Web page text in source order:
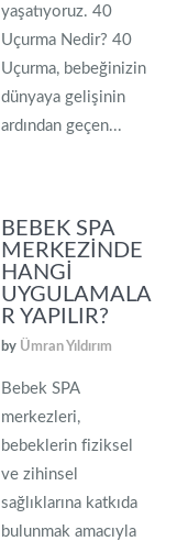
yaşatıyoruz. 40
Uçurma Nedir? 40
Uçurma, bebeğinizin
dünyaya gelişinin
ardından geçen...
BEBEK SPA
MERKEZINDE
HANGI
UYGULAMALA
R YAPILIR?
by Ümran Yıldırım
Bebek SPA
merkezleri,
bebeklerin fiziksel
ve zihinsel
sağlıklarına katkıda
bulunmak amacıyla